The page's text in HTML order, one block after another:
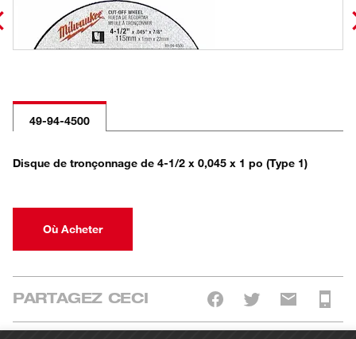
49-94-4500
Disque de tronçonnage de 4-1/2 x 0,045 x 1 po (Type 1)
Où Acheter
PARTAGEZ CECI